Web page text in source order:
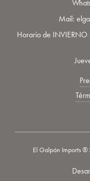
Mail:
Horario de
El Galpón Imports ®